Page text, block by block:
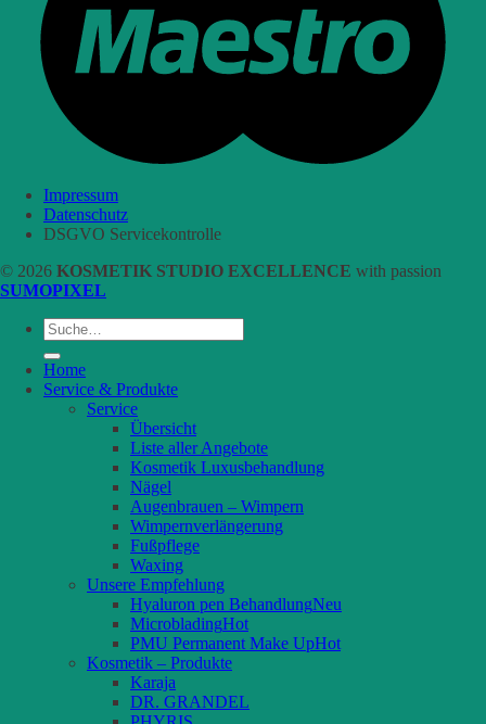
Impressum
Datenschutz
DSGVO Servicekontrolle
© 2026 KOSMETIK STUDIO EXCELLENCE with passion
SUMOPIXEL
Suche
nach:
Home
Service & Produkte
Service
Übersicht
Liste aller Angebote
Kosmetik Luxusbehandlung
Nägel
Augenbrauen – Wimpern
Wimpernverlängerung
Fußpflege
Waxing
Unsere Empfehlung
Hyaluron pen Behandlung
Microblading
PMU Permanent Make Up
Kosmetik – Produkte
Karaja
DR. GRANDEL